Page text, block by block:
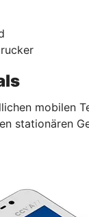
mobilen
stationären